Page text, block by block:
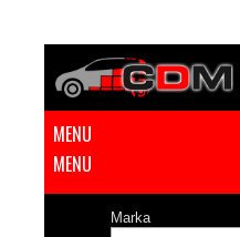
MENU
MENU
Marka